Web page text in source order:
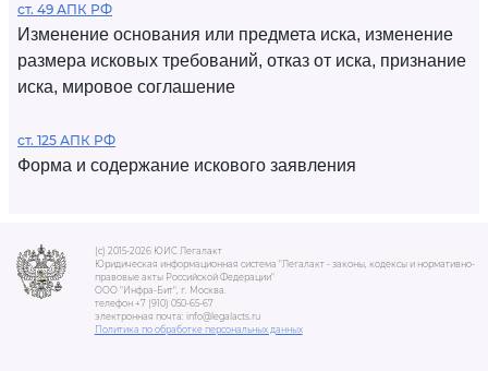
ст. 49 АПК РФ
Изменение основания или предмета иска, изменение
размера исковых требований, отказ от иска, признание
иска, мировое соглашение
ст. 125 АПК РФ
Форма и содержание искового заявления
(c) 2015-2026 ЮИС Легалакт
Юридическая информационная система "Легалакт - законы, кодексы и нормативно-
правовые акты Российской Федерации"
ООО "Инфра-Бит", г. Москва.
телефон +7 (910) 050-65-67
электронная почта: info@legalacts.ru
Политика по обработке персональных данных